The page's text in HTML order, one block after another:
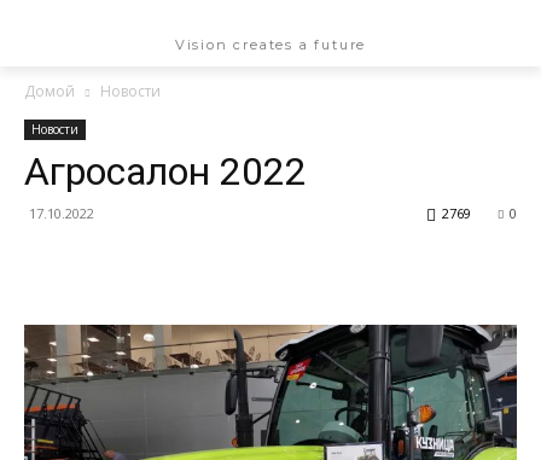
Vision creates a future
Домой Новости
Новости
Агросалон 2022
17.10.2022 0
2769